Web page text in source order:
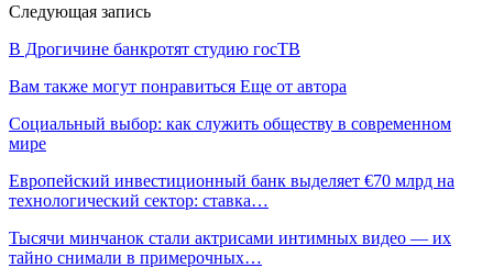
Следующая запись
В Дрогичине банкротят студию госТВ
Вам также могут понравиться Еще от автора
Социальный выбор: как служить обществу в современном
мире
Европейский инвестиционный банк выделяет €70 млрд на
технологический сектор: ставка…
Тысячи минчанок стали актрисами интимных видео — их
тайно снимали в примерочных…